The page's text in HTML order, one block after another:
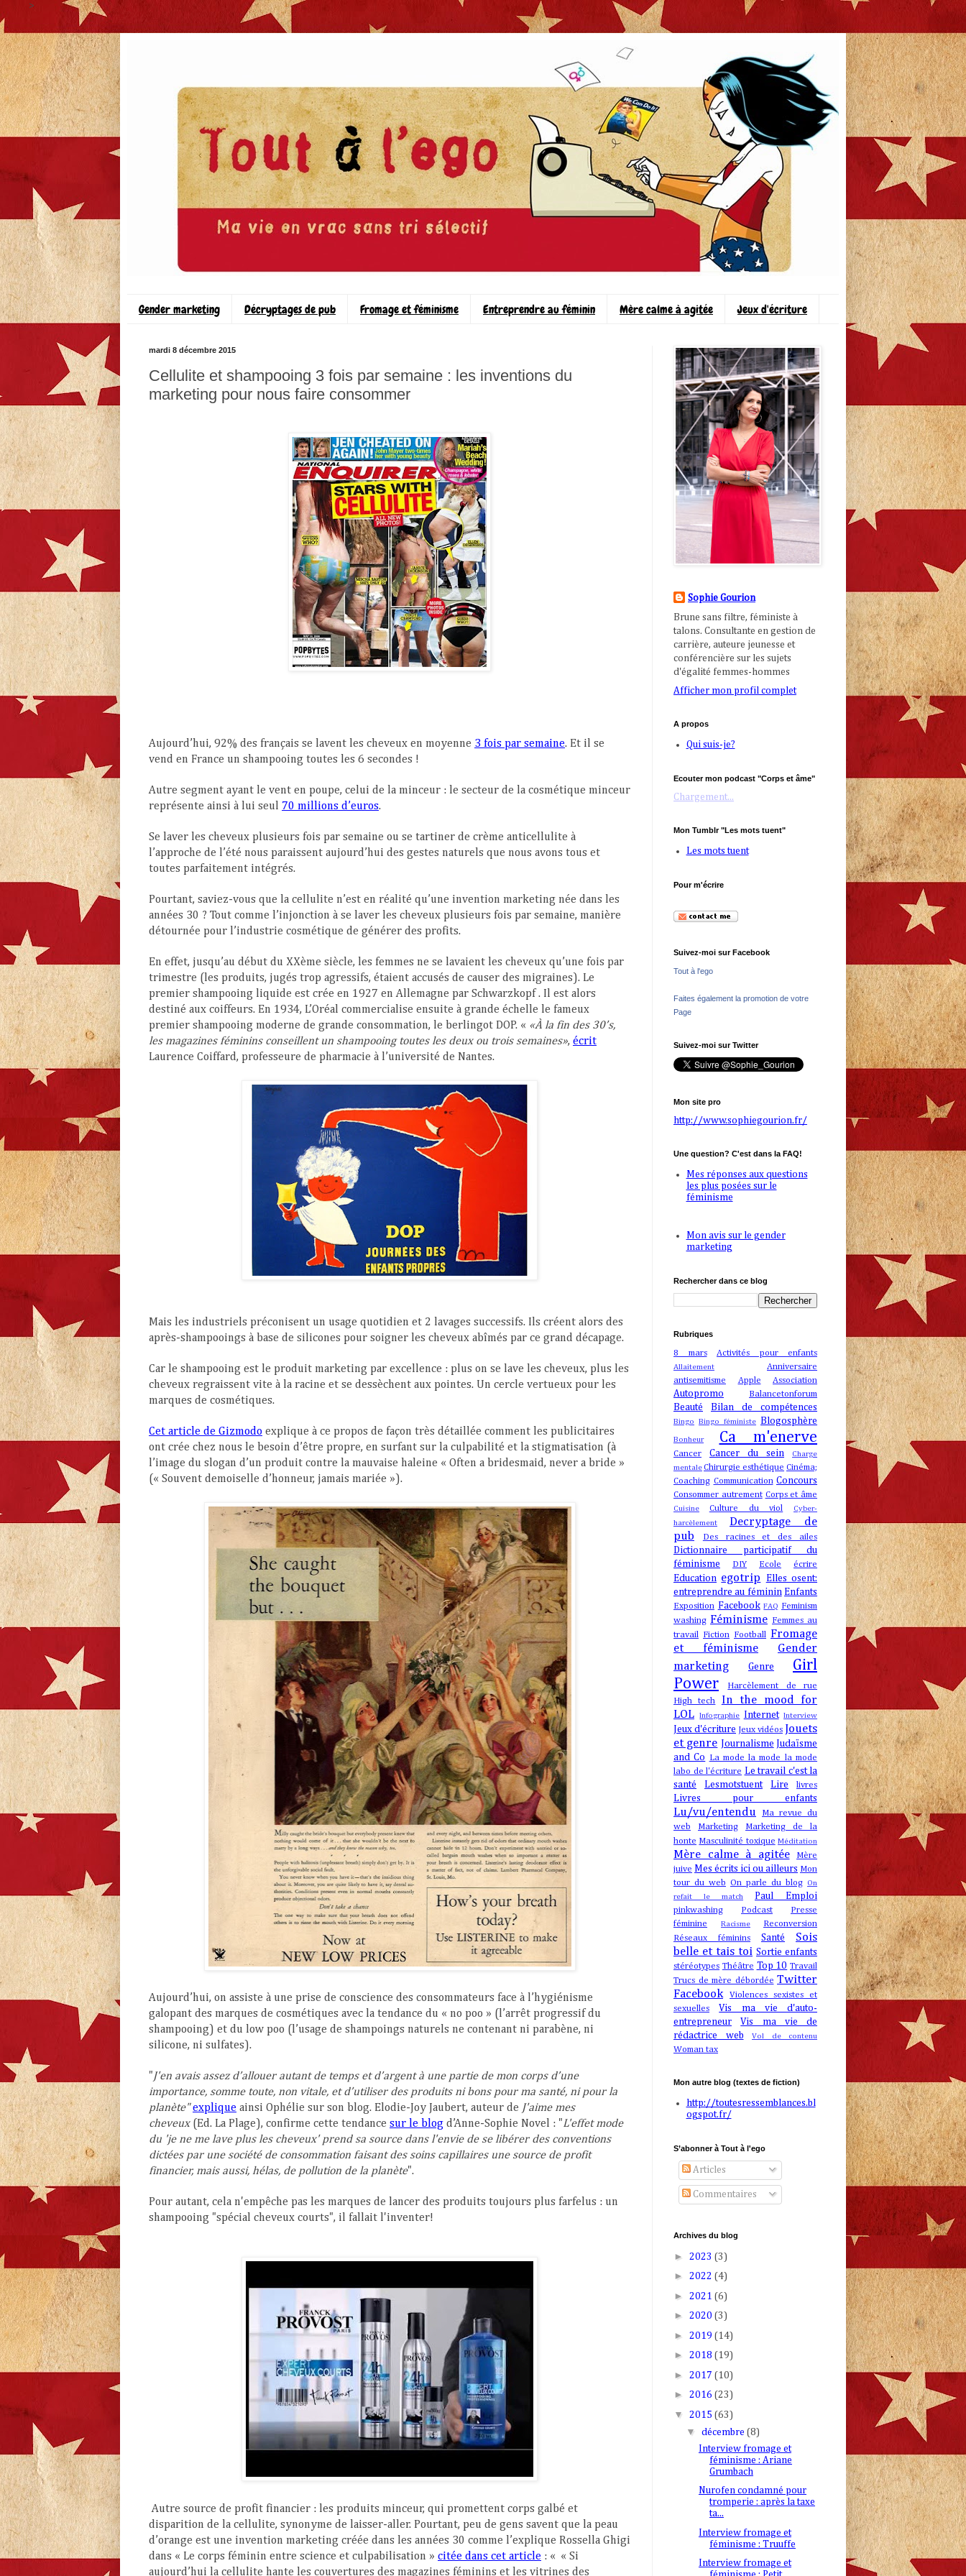
>
Gender marketing Décryptages de pub Fromage et féminisme Entreprendre au féminin Mère calme à agitée Jeux d'écriture
mardi 8 décembre 2015
Cellulite et shampooing 3 fois par semaine : les inventions du
marketing pour nous faire consommer
Aujourd’hui, 92% des français se lavent les cheveux en moyenne 3 fois par semaine. Et il se
vend en France un shampooing toutes les 6 secondes !
Autre segment ayant le vent en poupe, celui de la minceur : le secteur de la cosmétique minceur
représente ainsi à lui seul 70 millions d’euros.
Se laver les cheveux plusieurs fois par semaine ou se tartiner de crème anticellulite à
l’approche de l’été nous paraissent aujourd’hui des gestes naturels que nous avons tous et
toutes parfaitement intégrés.
Pourtant, saviez-vous que la cellulite n’est en réalité qu’une invention marketing née dans les
années 30 ? Tout comme l’injonction à se laver les cheveux plusieurs fois par semaine, manière
détournée pour l’industrie cosmétique de générer des profits.
En effet, jusqu’au début du XXème siècle, les femmes ne se lavaient les cheveux qu’une fois par
trimestre (les produits, jugés trop agressifs, étaient accusés de causer des migraines). Le
premier shampooing liquide est crée en 1927 en Allemagne par Schwarzkopf . Il est alors
destiné aux coiffeurs. En 1934, L’Oréal commercialise ensuite à grande échelle le fameux
premier shampooing moderne de grande consommation, le berlingot DOP. « «À la fin des 30’s,
les magazines féminins conseillent un shampooing toutes les deux ou trois semaines», écrit
Laurence Coiffard, professeure de pharmacie à l’université de Nantes.
Mais les industriels préconisent un usage quotidien et 2 lavages successifs. Ils créent alors des
après-shampooings à base de silicones pour soigner les cheveux abîmés par ce grand décapage.
Car le shampooing est le produit marketing par excellence : plus on se lave les cheveux, plus les
cheveux regraissent vite à la racine et se dessèchent aux pointes. Un cercle vertueux pour les
marques de cosmétiques.
Cet article de Gizmodo explique à ce propos de façon très détaillée comment les publicitaires
ont crée chez nous le besoin d’être propre, en surfant sur la culpabilité et la stigmatisation (à
l’image du slogan d’un produit contre la mauvaise haleine « Often a bridesmaid, never a bride »
(« Souvent demoiselle d’honneur, jamais mariée »).
Aujourd’hui, on assiste à une prise de conscience des consommateurs face à l’hygiénisme
galopant des marques de cosmétiques avec la tendance du « no poo » (l’arrêt progressif du
shampooing) et du low poo (l’usage de shampoings naturels ne contenant ni parabène, ni
silicone, ni sulfates).
"J'en avais assez d’allouer autant de temps et d’argent à une partie de mon corps d’une
importance, somme toute, non vitale, et d’utiliser des produits ni bons pour ma santé, ni pour la
planète"explique ainsi Ophélie sur son blog. Elodie-Joy Jaubert, auteur de J'aime mes
cheveux(Ed. La Plage), confirme cette tendance sur le blog d’Anne-Sophie Novel : "L'effet mode
du 'je ne me lave plus les cheveux' prend sa source dans l'envie de se libérer des conventions
dictées par une société de consommation faisant des soins capillaires une source de profit
financier, mais aussi, hélas, de pollution de la planète".
Pour autant, cela n'empêche pas les marques de lancer des produits toujours plus farfelus : un
shampooing "spécial cheveux courts", il fallait l'inventer!
Autre source de profit financier : les produits minceur, qui promettent corps galbé et
disparition de la cellulite, synonyme de laisser-aller. Pourtant, peu de gens savent que la peau
d’orange est une invention marketing créée dans les années 30 comme l’explique Rossella Ghigi
dans « Le corps féminin entre science et culpabilisation » citée dans cet article : « « Si
aujourd’hui la cellulite hante les couvertures des magazines féminins et les vitrines des
Sophie Gourion
Brune sans filtre, féministe à
talons. Consultante en gestion de
carrière, auteure jeunesse et
conférencière sur les sujets
d'égalité femmes-hommes
Afficher mon profil complet
A propos
Qui suis-je?
Ecouter mon podcast "Corps et âme"
Chargement...
Mon Tumblr "Les mots tuent"
Les mots tuent
Pour m'écrire
Suivez-moi sur Facebook
Tout à l'ego
Faites également la promotion de votre
Page
Suivez-moi sur Twitter
Mon site pro
http://www.sophiegourion.fr/
Une question? C'est dans la FAQ!
Mes réponses aux questions
les plus posées sur le
féminisme
Mon avis sur le gender
marketing
Rechercher dans ce blog
Rubriques
8 mars Activités pour enfants
Allaitement
Anniversaire
antisemitisme
Apple Association
Autopromo Balancetonforum
Beauté Bilan de compétences
Bingo Bingo féministe Blogosphère
Bonheur Ca m'enerve
Cancer Cancer du sein
Charge
mentaleChirurgie esthétique Cinéma;
Coaching Communication Concours
Consommer autrement Corps et âme
Cuisine Culture du viol
Cyber-
harcèlement
Decryptage de
pub
Des racines et des ailes
Dictionnaire participatif du
féminisme
DIY Ecole écrire
Education egotrip
Elles osent:
entreprendre au féminin Enfants
Exposition Facebook FAQ Feminism
washing Féminisme Femmes au
travail Fiction Football Fromage
et féminisme
Gender
marketing
Genre
Girl
Power
Harcèlement de rue
High tech
In the mood for
LOL
Infographie Internet Interview
Jeux d'écriture Jeux vidéos Jouets
et genre
Journalisme
Judaïsme
and Co
La mode la mode la mode
labo de l'écriture Le travail c'est la
santé
Lesmotstuent Lire livres
Livres pour enfants
Lu/vu/entendu
Ma revue du
web
Marketing
Marketing de la
honte Masculinité toxique Méditation
Mère calme à agitée
Mère
juive Mes écrits ici ou ailleurs Mon
tour du web On parle du blog
On
refait le match
Paul Emploi
pinkwashing Podcast
Presse
féminine
Racisme
Reconversion
Réseaux féminins
Santé
Sois
belle et tais toi Sortie enfants
stéréotypes Théâtre Top 10 Travail
Trucs de mère débordée Twitter
Facebook
Violences sexistes et
sexuelles
Vis ma vie d'auto-
entrepreneur
Vis ma vie de
rédactrice web
Vol de contenu
Woman tax
Mon autre blog (textes de fiction)
http://toutesressemblances.bl
ogspot.fr/
S’abonner à Tout à l'ego
Articles
Commentaires
Archives du blog
► 2023 (3)
► 2022 (4)
► 2021 (6)
► 2020 (3)
► 2019 (14)
► 2018 (19)
► 2017 (10)
► 2016 (23)
▼ 2015 (63)
▼ décembre (8)
Interview fromage et
féminisme : Ariane
Grumbach
Nurofen condamné pour
tromperie : après la taxe
ta...
Interview fromage et
féminisme : Truuffe
Interview fromage et